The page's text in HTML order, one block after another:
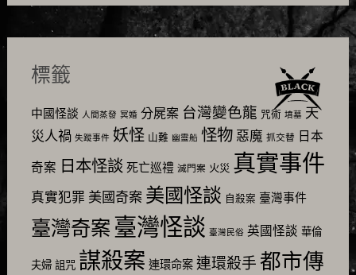
標籤
中國怪談 人間蒸發 冥婚 分屍案 台灣變色龍 咒術 墳墓 天
災人禍 失蹤事件 妖怪 山難 幽靈船 怪物 惡魔 抓交替 日本
奇案 日本怪談 死亡巡禮 滅門案 火災 真實事件
真實犯罪 美國奇案 美國怪談 自殺案 臺灣事件
臺灣奇案 臺灣怪談 臺灣民俗 英國怪談 華倫
夫婦 詛咒 謀殺案 連環命案 連環殺手 都市傳